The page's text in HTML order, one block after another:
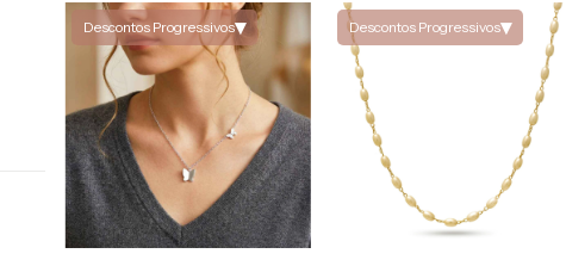
Descontos Progressivos▾ Descontos Progressivos▾